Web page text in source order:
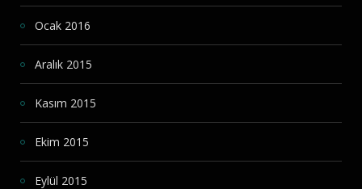
Ocak 2016
Aralık 2015
Kasım 2015
Ekim 2015
Eylül 2015